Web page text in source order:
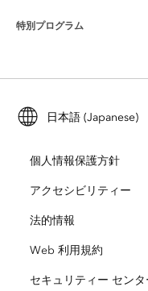
Esri ストア
Esri Young Professionals
ロケーション インテリジェンス
トレーニング
ArcUser
ArcNews
ArcWatch
Esri について
採用情報
オープンビジョン
企業行動規範
特別プログラム
ArcGIS for Student Use
自然保護
教育機関
日本語 (Japanese)
個人情報保護方針
アクセシビリティー
法的情報
Web 利用規約
セキュリティー センタ